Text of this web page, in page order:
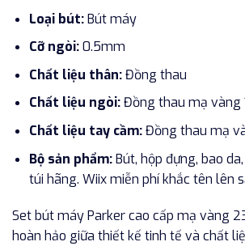
Loại bút:Bút máy
Cỡ ngòi:0.5mm
Chất liệu thân:Đồng thau
Chất liệu ngòi:Đồng thau mạ vàng
Chất liệu tay cầm:Đồng thau mạ
Bộ sản phẩm:Bút, hộp đựng, bao
túi hãng. Wiix miễn phí khắc tên lên
Set bút máy Parker cao cấp mạ vàng
hoàn hảo giữa thiết kế tinh tế và chất